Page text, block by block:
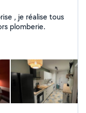
, je réalise tous
plomberie.